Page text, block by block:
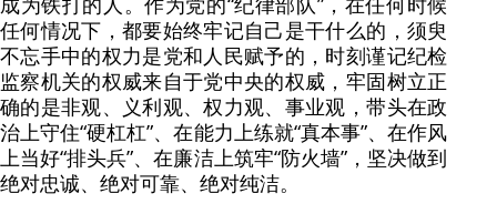
任何情况下，都要始终牢记自己是干什么的，须臾
不忘手中的权力是党和人民赋予的，时刻谨记纪检
监察机关的权威来自于党中央的权威，牢固树立正
确的是非观、义利观、权力观、事业观，带头在政
治上守住“硬杠杠”、在能力上练就“真本事”、在作风
上当好“排头兵”、在廉洁上筑牢“防火墙”，坚决做到
绝对忠诚、绝对可靠、绝对纯洁。